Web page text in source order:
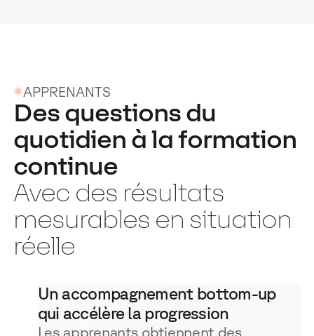
APPRENANTS
Des questions du
quotidien à la formation
continue
Avec des résultats
mesurables en situation
réelle
Un accompagnement bottom-up
qui accélère la progression
Les apprenants obtiennent des